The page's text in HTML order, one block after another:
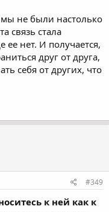
не были настолько
связь стала
ее нет. И получается,
друг от друга,
себя от других, что
#349
к ней как к